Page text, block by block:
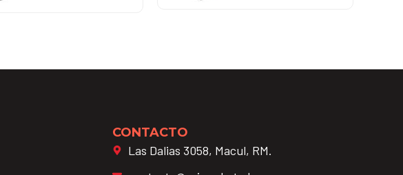
CONTACTO
Las Dalias 3058, Macul, RM.